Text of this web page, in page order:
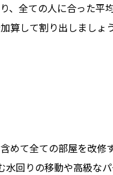
、全ての人に合った
算して割り出しましょう
めて全ての部屋を改
回りの移動や高級な